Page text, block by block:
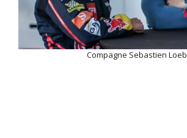
Compagne Sebastien Loeb